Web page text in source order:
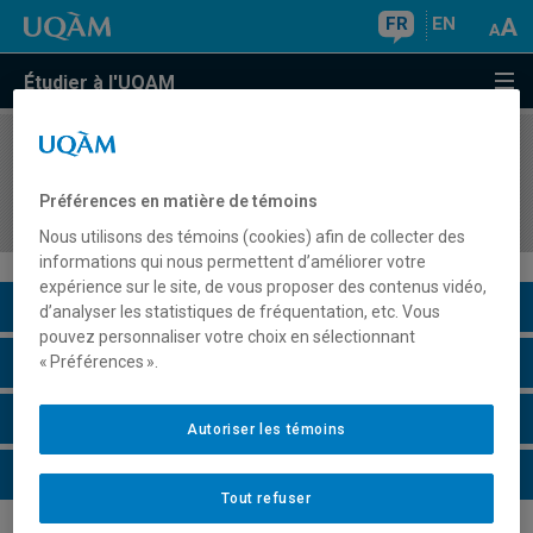
FR EN
Étudier à l'UQAM
COURS//
formation des adultes au Québec
Description du cours
Horaire - Été 2026
Horaire - Automne 2026
Horaire - Hiver 2027
Préférences en matière de témoins
Nous utilisons des témoins (cookies) afin de collecter des
informations qui nous permettent d’améliorer votre
expérience sur le site, de vous proposer des contenus vidéo,
d’analyser les statistiques de fréquentation, etc. Vous
pouvez personnaliser votre choix en sélectionnant
« Préférences ».
Tout refuser
Autoriser les témoins